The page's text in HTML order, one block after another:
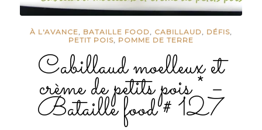
À L'AVANCE, BATAILLE FOOD, CABILLAUD, DÉFIS,
PETIT POIS, POMME DE TERRE
Cabillaud moelleux et
crème de petits pois * –
Bataille food # 127